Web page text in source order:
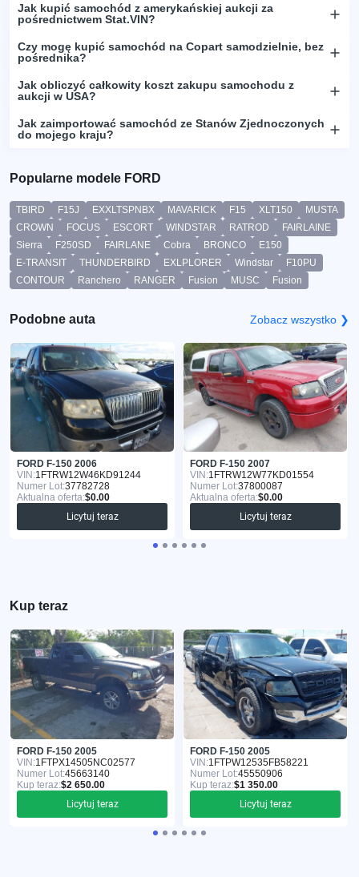
Jak kupić samochód z amerykańskiej aukcji za
pośrednictwem Stat.VIN?
Czy mogę kupić samochód na Copart samodzielnie, bez
pośrednika?
Jak obliczyć całkowity koszt zakupu samochodu z
aukcji w USA?
Jak zaimportować samochód ze Stanów Zjednoczonych
do mojego kraju?
Popularne modele FORD
TBIRD F15J EXXLTSPNBX MAVARICK F15 XLT150
MUSTA
CROWN
FOCUS ESCORT WINDSTAR RATROD
FAIRLAINE
Sierra
F250SD FAIRLANE Cobra BRONCO
E150
E-TRANSIT
THUNDERBIRD EXLPLORER Windstar
F10PU
CONTOUR
Ranchero RANGER Fusion MUSC Fusion
Podobne auta Zobacz wszystko ❯
FORD F-150 2006
VIN:1FTRW12W46KD91244
Numer Lot:37782728
Aktualna oferta:$0.00
Licytuj teraz
FORD F-150 2007
VIN:1FTRW12W77KD01554
Numer Lot:37800087
Aktualna oferta:$0.00
Licytuj teraz
Kup teraz
FORD F-150 2005
VIN:1FTPX14505NC02577
Numer Lot:45663140
Kup teraz:$2 650.00
Licytuj teraz
FORD F-150 2005
VIN:1FTPW12535FB58221
Numer Lot:45550906
Kup teraz:$1 350.00
Licytuj teraz